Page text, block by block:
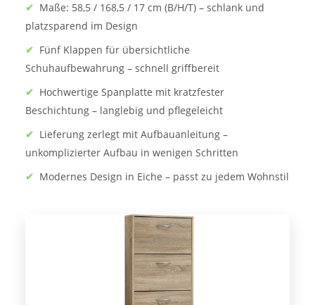
✔ Maße: 58,5 / 168,5 / 17 cm (B/H/T) – schlank und
platzsparend im Design
✔ Fünf Klappen für übersichtliche
Schuhaufbewahrung – schnell griffbereit
✔ Hochwertige Spanplatte mit kratzfester
Beschichtung – langlebig und pflegeleicht
✔ Lieferung zerlegt mit Aufbauanleitung –
unkomplizierter Aufbau in wenigen Schritten
✔ Modernes Design in Eiche – passt zu jedem Wohnstil